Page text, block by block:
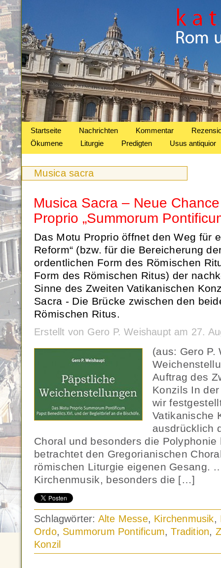
Startseite Nachrichten Kommentar
Ökumene
Liturgie Predigten Usus antiquior
Musica sacra
Musica Sacra – Neue
Proprio „Summorum
Das Motu Proprio öffnet den Weg für
Reform“ (bzw. für die Bereicherung
ordentlichen Form des Römischen
Form des Römischen Ritus) der
Sinne des Zweiten Vatikanischen
Sacra - Die Brücke zwischen den
Römischen Ritus.
Erstellt von Gero P. Weishaupt am 27.
(aus: Gero P.
Auftrag des
Konzils In
wir
Vatikanische
ausdrücklich
Choral und besonders die Polyphonie
betrachtet den Gregorianischen
römischen Liturgie eigenen Gesang.
Kirchenmusik, besonders die […]
Schlagwörter: Alte Messe, Kirchenmusik,
Ordo, Summorum Pontificum,Tradition,
Konzil